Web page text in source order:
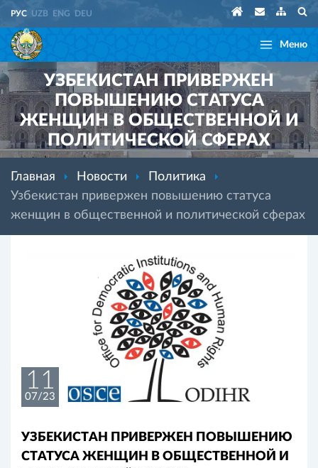
РУС UZB ENG DEU
Меню
УЗБЕКИСТАН ПРИВЕРЖЕН
ПОВЫШЕНИЮ СТАТУСА
ЖЕНЩИН В ОБЩЕСТВЕННОЙ И
ПОЛИТИЧЕСКОЙ СФЕРАХ
Главная Новости
Политика
Узбекистан привержен повышению статуса
женщин в общественной и политической сферах
11
07/23
УЗБЕКИСТАН ПРИВЕРЖЕН ПОВЫШЕНИЮ
СТАТУСА ЖЕНЩИН В ОБЩЕСТВЕННОЙ И